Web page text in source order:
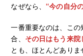
なぜなら、 “今の自分
一番重要なのは、こ
合、 その日はもう来院
とも、ほとんどありま